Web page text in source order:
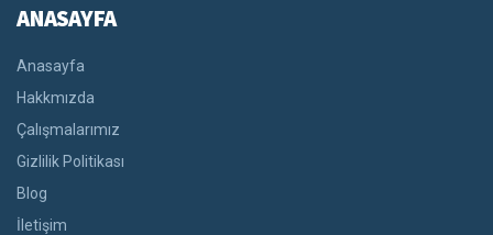
ANASAYFA
Anasayfa
Hakkmızda
Çalışmalarımız
Gizlilik Politikası
Blog
İletişim